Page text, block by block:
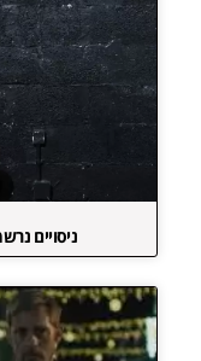
ניסויים